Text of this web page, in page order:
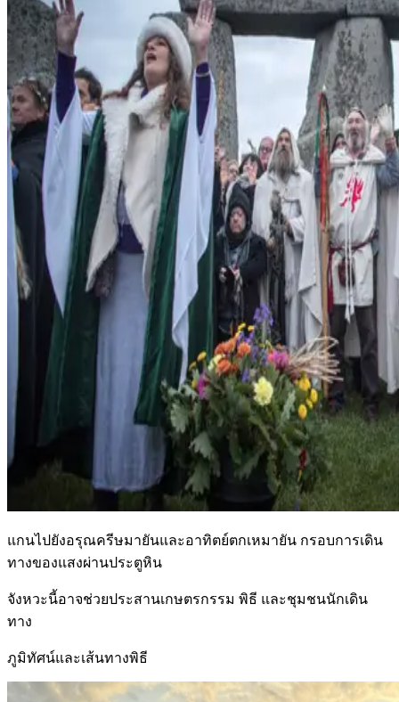
แกนไปยังอรุณครีษมายันและอาทิตย์ตกเหมายัน กรอบการเดิน
ทางของแสงผ่านประตูหิน
จังหวะนี้อาจช่วยประสานเกษตรกรรม พิธี และชุมชนนักเดิน
ทาง
ภูมิทัศน์และเส้นทางพิธี